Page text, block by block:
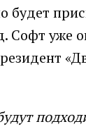
уже